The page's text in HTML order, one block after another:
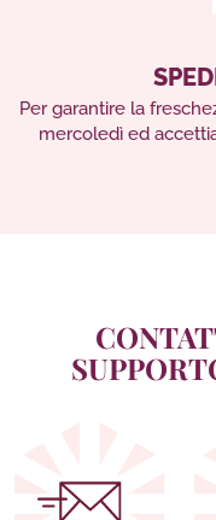
Per garantire la
mercoledì ed